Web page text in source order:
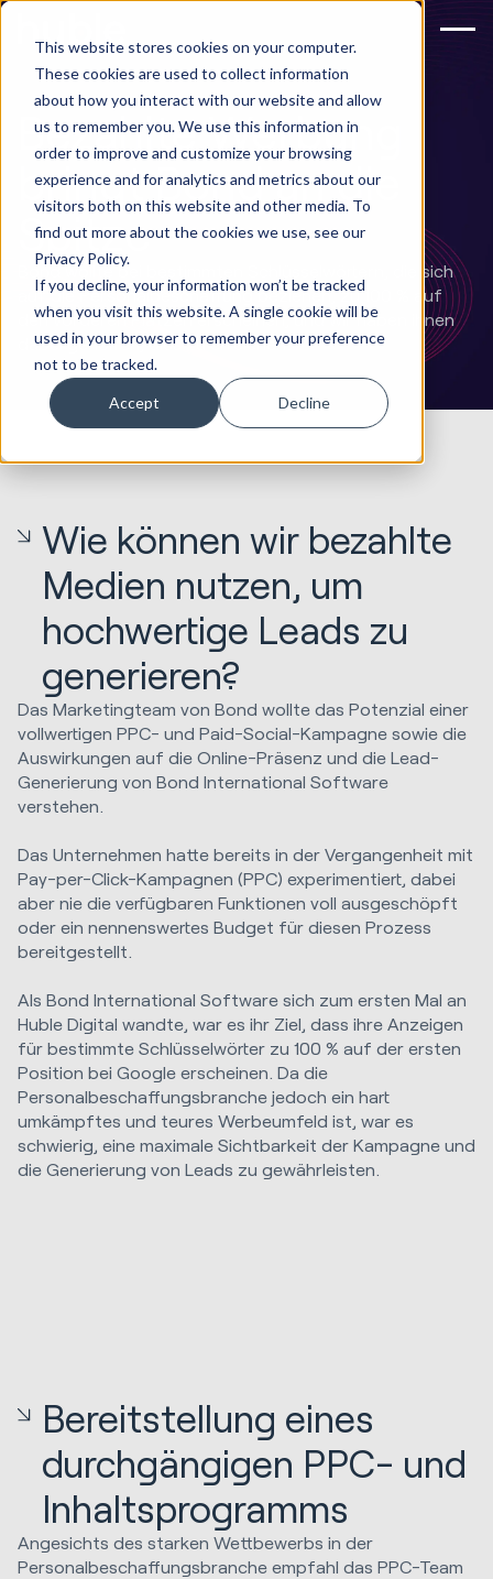
This website stores cookies on your computer.
These cookies are used to collect information
about how you interact with our website and allow
us to remember you. We use this information in
order to improve and customize your browsing
experience and for analytics and metrics about our
visitors both on this website and other media. To
find out more about the cookies we use, see our
Privacy Policy.
If you decline, your information won’t be tracked
when you visit this website. A single cookie will be
used in your browser to remember your preference
not to be tracked.
Accept Decline
Bezahlte Werbung
bringt Bond an die
Spitze
Bond wollte bei bestimmten Schlüsselwörtern, die sich
auf die Personalbeschaffung beziehen, zu 100 % auf
den vorderen Plätzen erscheinen, und wir haben ihnen
dabei geholfen, dies zu erreichen.
Wie können wir bezahlte
Medien nutzen, um
hochwertige Leads zu
generieren?
Das Marketingteam von Bond wollte das Potenzial einer
vollwertigen PPC- und Paid-Social-Kampagne sowie die
Auswirkungen auf die Online-Präsenz und die Lead-
Generierung von Bond International Software
verstehen.
Das Unternehmen hatte bereits in der Vergangenheit mit
Pay-per-Click-Kampagnen (PPC) experimentiert, dabei
aber nie die verfügbaren Funktionen voll ausgeschöpft
oder ein nennenswertes Budget für diesen Prozess
bereitgestellt.
Als Bond International Software sich zum ersten Mal an
Huble Digital wandte, war es ihr Ziel, dass ihre Anzeigen
für bestimmte Schlüsselwörter zu 100 % auf der ersten
Position bei Google erscheinen. Da die
Personalbeschaffungsbranche jedoch ein hart
umkämpftes und teures Werbeumfeld ist, war es
schwierig, eine maximale Sichtbarkeit der Kampagne und
die Generierung von Leads zu gewährleisten.
Bereitstellung eines
durchgängigen PPC- und
Inhaltsprogramms
Angesichts des starken Wettbewerbs in der
Personalbeschaffungsbranche empfahl das PPC-Team